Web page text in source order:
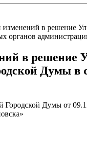
в решение
органов
в
Думы
Думы от